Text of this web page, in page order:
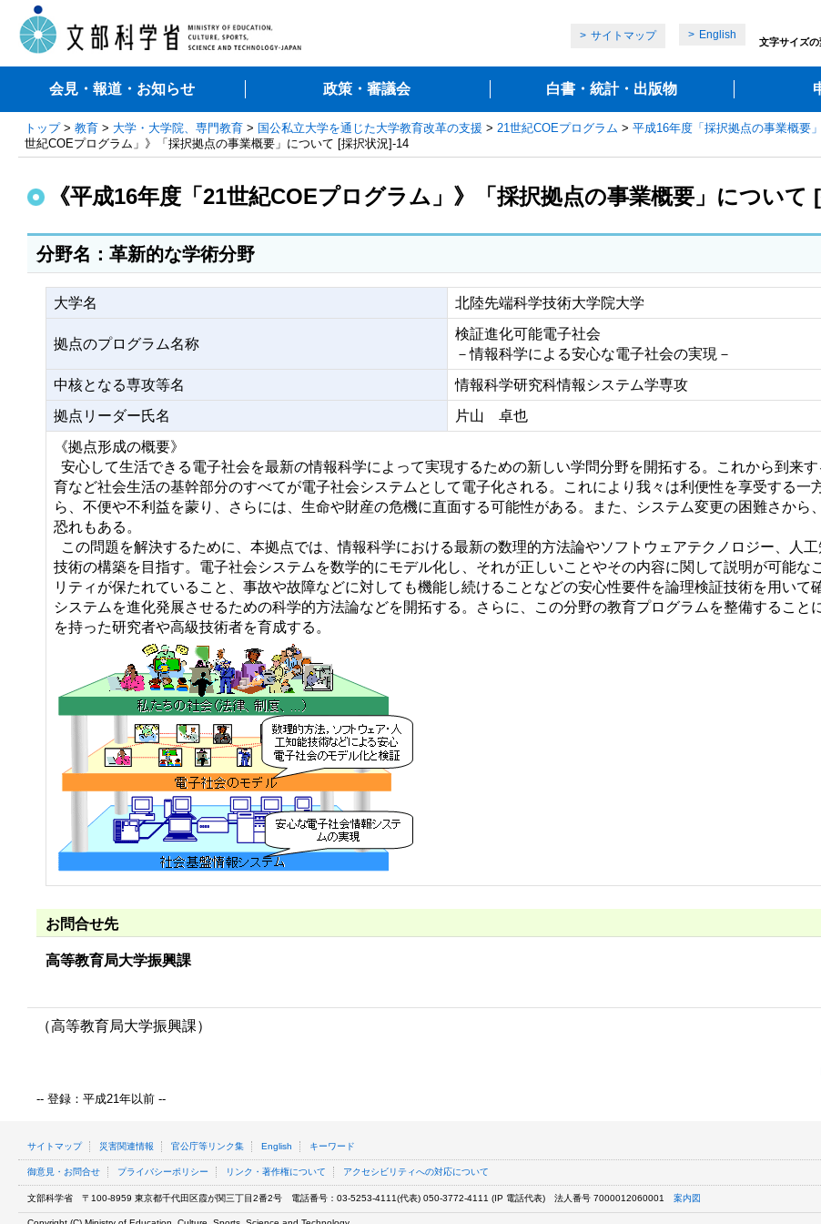
サイトマップ English
文字サイズの
会見・報道・お知らせ 政策・審議会 白書・統計・出版物
トップ> 教育 > 大学・大学院、専門教育 > 国公私立大学を通じた大学教育改革の支援 > 21世紀COEプログラム > 平成16年度「採択拠点の事業概要
世紀COEプログラム」》「採択拠点の事業概要」について [採択状況]-14
《平成16年度「21世紀COEプログラム」》「採択拠点の事業概要」について
分野名：革新的な学術分野
大学名 北陸先端科学技術大学院大学
拠点のプログラム名称
検証進化可能電子社会
－情報科学による安心な電子社会の実現－
中核となる専攻等名
情報科学研究科情報システム学専攻
拠点リーダー氏名
片山 卓也
《拠点形成の概要》
安心して生活できる電子社会を最新の情報科学によって実現するための新しい学問分野を開拓する。これから到来
育など社会生活の基幹部分のすべてが電子社会システムとして電子化される。これにより我々は利便性を享受する
ら、不便や不利益を蒙り、さらには、生命や財産の危機に直面する可能性がある。また、システム変更の困難さか
恐れもある。
この問題を解決するために、本拠点では、情報科学における最新の数理的方法論やソフトウェアテクノロジー、人
技術の構築を目指す。電子社会システムを数学的にモデル化し、それが正しいことやその内容に関して説明が可能な
リティが保たれていること、事故や故障などに対しても機能し続けることなどの安心性要件を論理検証技術を用い
システムを進化発展させるための科学的方法論などを開拓する。さらに、この分野の教育プログラムを整備するこ
を持った研究者や高級技術者を育成する。
お問合せ先
高等教育局大学振興課
（高等教育局大学振興課）
-- 登録：平成21年以前 --
サイトマップ 災害関連情報 官公庁等リンク集 English キーワード
御意見・お問合せ プライバシーポリシー リンク・著作権について アクセシビリティへの対応について
文部科学省 〒100-8959 東京都千代田区霞が関三丁目2番2号 電話番号：03-5253-4111(代表) 050-3772-4111 (IP 電話代表) 法人番号 7000012060001 案内図